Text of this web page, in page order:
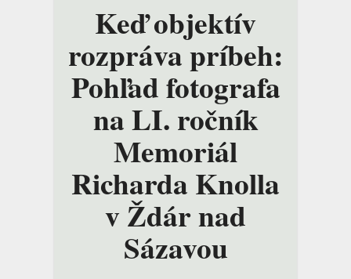
Keď objektív
rozpráva príbeh:
Pohľad fotografa
na LI. ročník
Memoriál
Richarda Knolla
v Ždár nad
Sázavou